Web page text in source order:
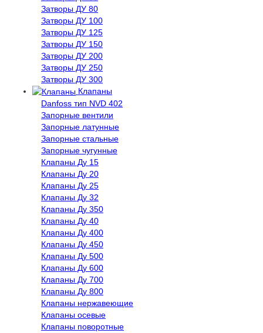
Затворы ДУ 80
Затворы ДУ 100
Затворы ДУ 125
Затворы ДУ 150
Затворы ДУ 200
Затворы ДУ 250
Затворы ДУ 300
Клапаны
Danfoss тип NVD 402
Запорные вентили
Запорные латунные
Запорные стальные
Запорные чугунные
Клапаны Ду 15
Клапаны Ду 20
Клапаны Ду 25
Клапаны Ду 32
Клапаны Ду 350
Клапаны Ду 40
Клапаны Ду 400
Клапаны Ду 450
Клапаны Ду 500
Клапаны Ду 600
Клапаны Ду 700
Клапаны Ду 800
Клапаны нержавеющие
Клапаны осевые
Клапаны поворотные